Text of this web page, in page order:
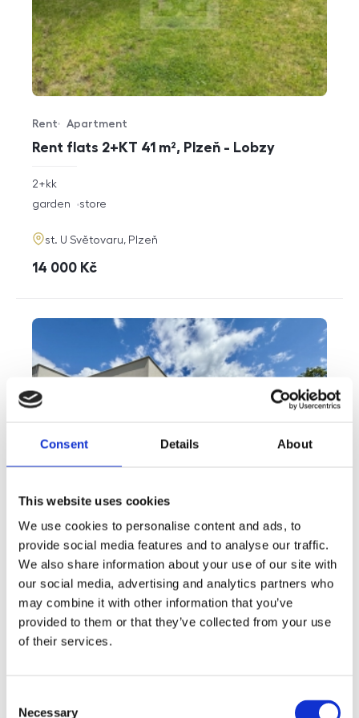
Consent Details About
This website uses cookies
We use cookies to personalise content and ads, to
provide social media features and to analyse our traffic.
We also share information about your use of our site with
our social media, advertising and analytics partners who
may combine it with other information that you’ve
provided to them or that they’ve collected from your use
of their services.
Necessary
Rent flats 2+KT 41 m², Plzeň - Lobzy
Offer type
Rent
Property type
Apartment
rozměry
2+kk
funkce
garden store
adresa
st. U Světovaru, Plzeň
cena
14 000 Kč
Sale houses Family, 181 m² - Unhošť
Offer type
Sale
Property type
House
Virtuální prohlídka
360° video
disposition
Family